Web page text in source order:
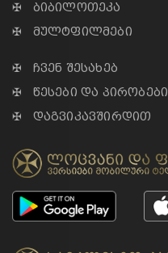
✠ ბიბილოთეკა
✠ მულტფილმები
✠ ჩვენ შესახებ
✠ წესები და პირობები
✠ დაგვიკავშირდით